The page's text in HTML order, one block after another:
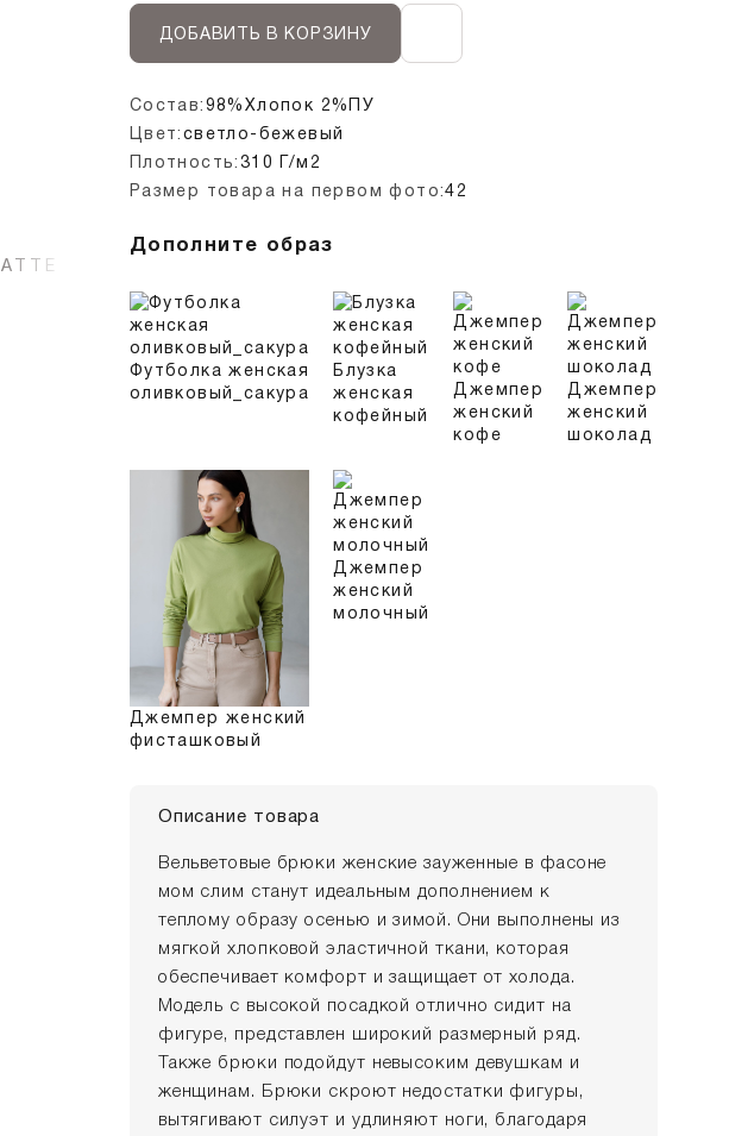
ДОБАВИТЬ В КОРЗИНУ
Состав:98%Хлопок 2%ПУ
Цвет:светло-бежевый
Плотность:310 Г/м2
Размер товара на первом фото:42
Дополните образ
Футболка женская
оливковый_сакура
Блузка
женская
кофейный
Джемпер
женский
кофе
Джемпер
женский
шоколад
Джемпер женский
фисташковый
Джемпер
женский
молочный
Описание товара
Вельветовые брюки женские зауженные в фасоне
мом слим станут идеальным дополнением к
теплому образу осенью и зимой. Они выполнены из
мягкой хлопковой эластичной ткани, которая
обеспечивает комфорт и защищает от холода.
Модель с высокой посадкой отлично сидит на
фигуре, представлен широкий размерный ряд.
Также брюки подойдут невысоким девушкам и
женщинам. Брюки скроют недостатки фигуры,
вытягивают силуэт и удлиняют ноги, благодаря